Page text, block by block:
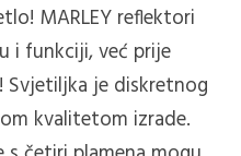
MARLEY reflektori
i funkciji, već prije
Svjetiljka je diskretnog
kvalitetom izrade.